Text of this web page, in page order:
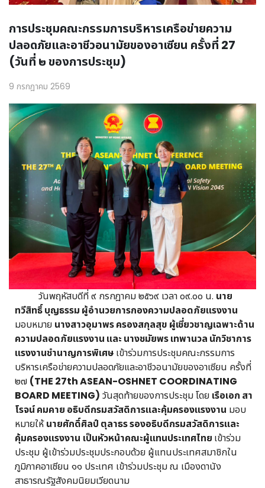
การประชุมคณะกรรมการบริหารเครือข่ายความ
ปลอดภัยและอาชีวอนามัยของอาเซียน ครั้งที่ 27
(วันที่ ๒ ของการประชุม)
9 กรกฎาคม 2569
วันพฤหัสบดีที่ ๙ กรกฎาคม ๒๕๖๙ เวลา ๐๙.๐๐ น. นาย
ทวีสิทธิ์ บุญธรรม ผู้อำนวยการกองความปลอดภัยแรงงาน
มอบหมาย นางสาวอุมาพร ครองสกุลสุข ผู้เชี่ยวชาญเฉพาะด้าน
ความปลอดภัยแรงงาน และ นางชมัยพร เทพานวล นักวิชาการ
แรงงานชำนาญการพิเศษ เข้าร่วมการประชุมคณะกรรมการ
บริหารเครือข่ายความปลอดภัยและอาชีวอนามัยของอาเซียน ครั้งที่
๒๗ (THE 27th ASEAN-OSHNET COORDINATING
BOARD MEETING) วันสุดท้ายของการประชุม โดย เรือเอก สา
โรจน์ คมคาย อธิบดีกรมสวัสดิการและคุ้มครองแรงงาน มอบ
หมายให้นายศักดิ์ศิลป์ ตุลาธร รองอธิบดีกรมสวัสดิการและ
คุ้มครองแรงงาน เป็นหัวหน้าคณะผู้แทนประเทศไทย เข้าร่วม
ประชุม ผู้เข้าร่วมประชุมประกอบด้วย ผู้แทนประเทศสมาชิกใน
ภูมิภาคอาเซียน ๑๑ ประเทศ เข้าร่วมประชุม ณ เมืองดานัง
สาธารณรัฐสังคมนิยมเวียดนาม